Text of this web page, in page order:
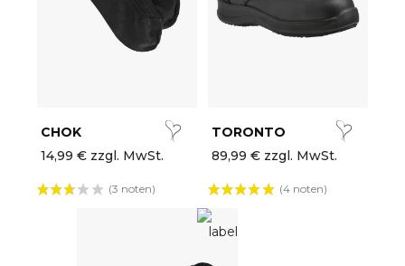
CHOK
14,99 € zzgl. MwSt.
(3 noten)
TORONTO
89,99 € zzgl. MwSt.
(4 noten)